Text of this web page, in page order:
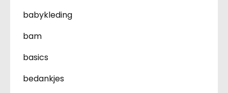
babykleding
bam
basics
bedankjes